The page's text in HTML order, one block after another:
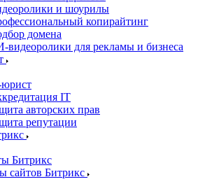
и шоурилы
копирайтинг
домена
видеоролики для рекламы и бизнеса
IT
авторских прав
репутации
Битрикс
сайтов Битрикс